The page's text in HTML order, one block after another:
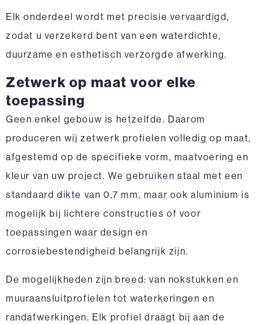
Elk onderdeel wordt met precisie vervaardigd,
zodat u verzekerd bent van een waterdichte,
duurzame en esthetisch verzorgde afwerking.
Zetwerk op maat voor elke
toepassing
Geen enkel gebouw is hetzelfde. Daarom
produceren wij zetwerk profielen volledig op maat,
afgestemd op de specifieke vorm, maatvoering en
kleur van uw project. We gebruiken staal met een
standaard dikte van 0,7 mm, maar ook aluminium is
mogelijk bij lichtere constructies of voor
toepassingen waar design en
corrosiebestendigheid belangrijk zijn.
De mogelijkheden zijn breed: van nokstukken en
muuraansluitprofielen tot waterkeringen en
randafwerkingen. Elk profiel draagt bij aan de